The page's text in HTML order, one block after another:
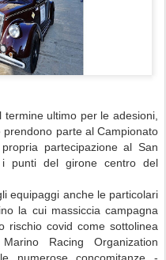
ultimo per le adesioni,
parte al Campionato
partecipazione al San
punti del girone centro del
equipaggi anche le particolari
la cui massiccia campagna
rischio covid come sottolinea
Racing Organization